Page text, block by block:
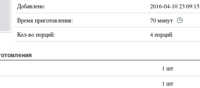
Добавлено:
2016-04-10 23:09:15
Время приготовления:
70 минут
Кол-во порций:
4 порций
1 шт
1 шт